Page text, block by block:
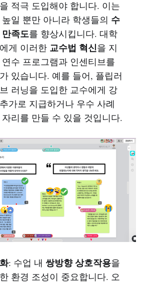
을 적극 도입해야 합니다. 이는
일 뿐만 아니라 학생들의 수
족도를 향상시킵니다. 대학
게 이러한 교수법 혁신을 지
수 프로그램과 인센티브를
있습니다. 예를 들어, 플립러
러닝을 도입한 교수에게 강
가로 지급하거나 우수 사례
리를 만들 수 있을 것입니다.
: 수업 내 쌍방향 상호작용을
환경 조성이 중요합니다. 오